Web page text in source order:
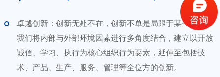
卓越创新：创新无处不在，创新不单是局限于某一层面，
我们将内部与外部环境因素进行多角度结合，建立以开放
诚信、学习、执行为核心组织行为要素，延伸至包括技
术、产品、生产、服务、管理等全位方的创新。